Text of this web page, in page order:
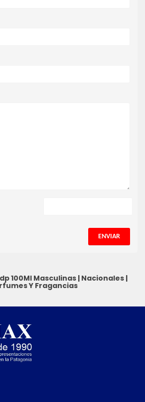
ENVIAR
100Ml Masculinas| Nacionales|
Y Fragancias